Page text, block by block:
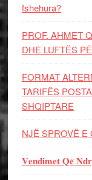
fshehura?
PROF. AHMET
DHE LUFTЁS
FORMAT
TARIFËS
SHQIPTARE
NJË SPROVË
𝐕𝐞𝐧𝐝𝐢𝐦𝐞𝐭 𝐐𝐞̈